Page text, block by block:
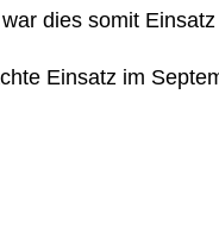
dies somit
Einsatz im